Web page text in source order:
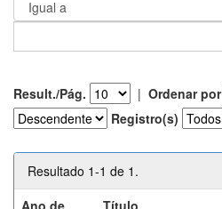
Result./Pág. | Ordenar por
Registro(s)
Resultado 1-1 de 1.
Ano de
Título